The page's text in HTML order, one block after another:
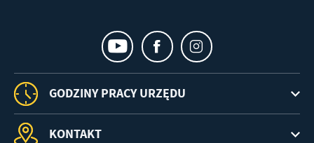
GODZINY PRACY URZĘDU
KONTAKT